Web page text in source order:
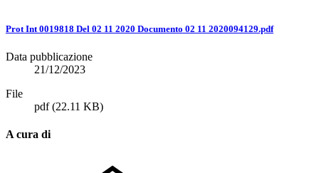
Prot Int 0019818 Del 02 11 2020 Documento 02 11 2020094129.pdf
Data pubblicazione
21/12/2023
File
pdf(22.11 KB)
A cura di